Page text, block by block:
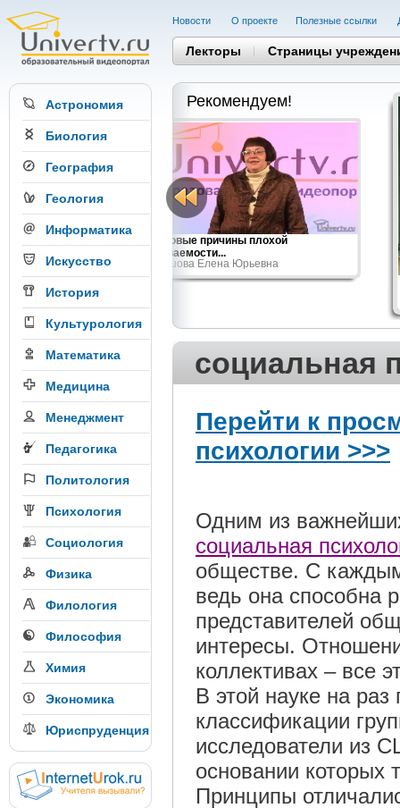
Астрономия
Биология
География
Геология
Информатика
Искусство
История
Культурология
Математика
Медицина
Менеджмент
Педагогика
Политология
Психология
Социология
Физика
Филология
Философия
Химия
Экономика
Юриспруденция
Новости О проекте Полезные cсылки
Лекторы Страницы
Рекомендуем!
восприятия, ч.1
Средовые причины плохой
успеваемости...
Балашова Елена Юрьевна
социальная
Перейти к
психологии >>>
Одним из
социальная
обществе. С
ведь она способна
представителей
интересы.
коллективах – все
В этой науке на
классификации
исследователи из
основании которых
Принципы